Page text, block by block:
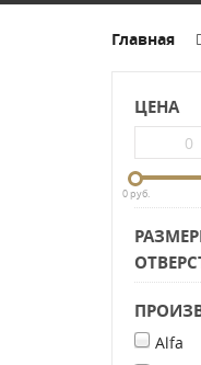
Главная
ЦЕНА
0 руб.
Alfa